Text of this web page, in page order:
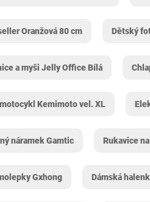
Oranžová 80 cm Dětský
a myši Jelly Office Bílá
Kemimoto vel. XL
náramek Gamtic Rukavice
Gxhong Dámská